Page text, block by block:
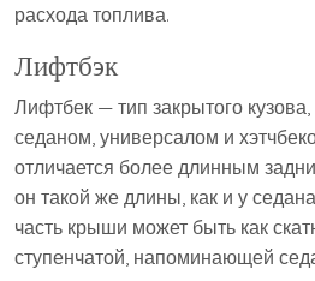
расхода топлива.
Лифтбэк
Лифтбек — тип закрытого
седаном, универсалом и
отличается более длинным
он такой же длины, как и у
часть крыши может быть как
ступенчатой, напоминающей